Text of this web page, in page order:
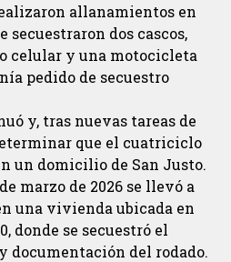
allanamientos en
secuestraron dos cascos,
celular y una motocicleta
pedido de secuestro
y, tras nuevas tareas de
que el cuatriciclo
un domicilio de San Justo.
marzo de 2026 se llevó a
una vivienda ubicada en
donde se secuestró el
documentación del rodado.